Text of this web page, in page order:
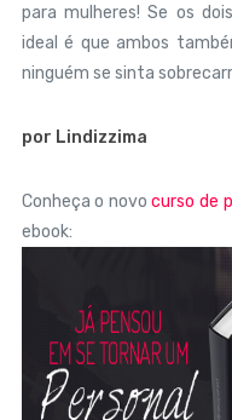
para mulheres! Se os
ideal é que ambos
ninguém se sinta
por Lindizzima
Conheça o novocurso de
ebook: